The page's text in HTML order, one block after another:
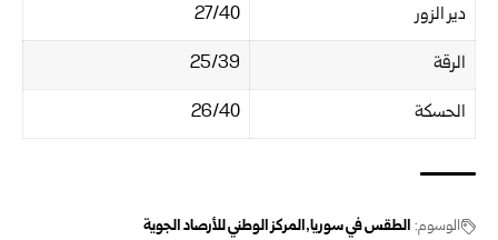
دير الزور
27/40
الرقة
25/39
الحسكة
26/40
الوسوم: الطقس في سوريا المركز الوطني للأرصاد الجوية